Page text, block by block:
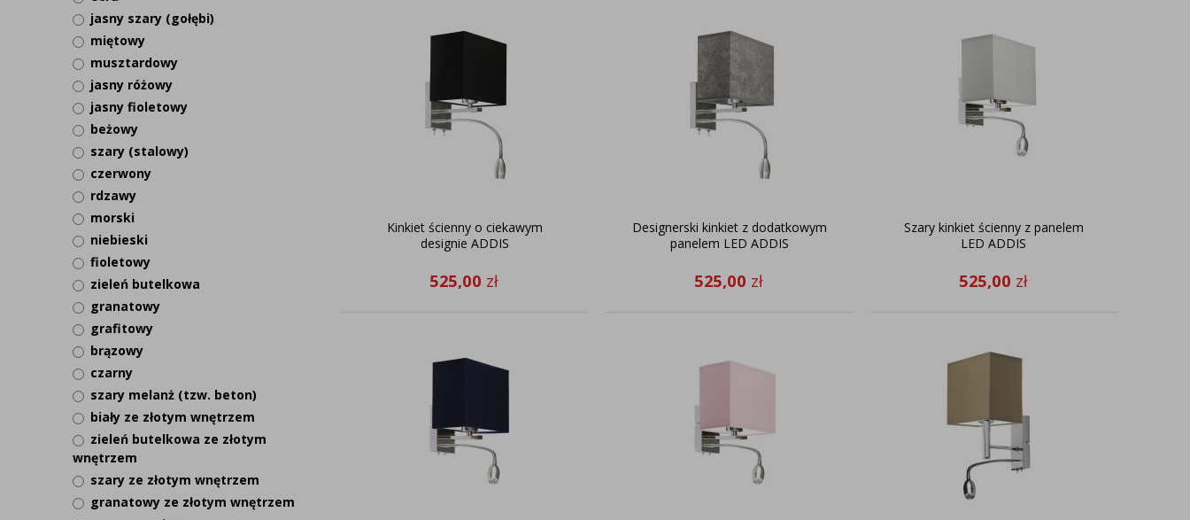
jasny szary (gołębi)
miętowy
musztardowy
jasny różowy
jasny fioletowy
beżowy
szary (stalowy)
czerwony
rdzawy
morski
niebieski
fioletowy
zieleń butelkowa
granatowy
grafitowy
brązowy
czarny
szary melanż (tzw. beton)
biały ze złotym wnętrzem
zieleń butelkowa ze złotym
wnętrzem
szary ze złotym wnętrzem
granatowy ze złotym wnętrzem
Kinkiet ścienny o ciekawym
designie ADDIS
525,00 zł
Designerski kinkiet z dodatkowym
panelem LED ADDIS
525,00 zł
Szary kinkiet ścienny z panelem
LED ADDIS
525,00 zł